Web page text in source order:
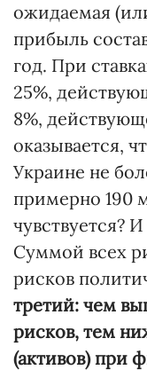
ожидаемая
прибыль
год. При
25%,
8%,
оказывается,
Украине не
примерно 190
чувствуется?
Суммой всех
рисков
третий: чем
рисков, тем
(активов) при